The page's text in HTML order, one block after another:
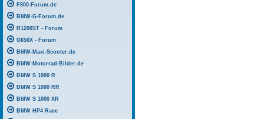
F800-Forum.de
BMW-G-Forum.de
R1200ST - Forum
G650X - Forum
BMW-Maxi-Scooter.de
BMW-Motorrad-Bilder.de
BMW S 1000 R
BMW S 1000 RR
BMW S 1000 XR
BMW HP4 Race